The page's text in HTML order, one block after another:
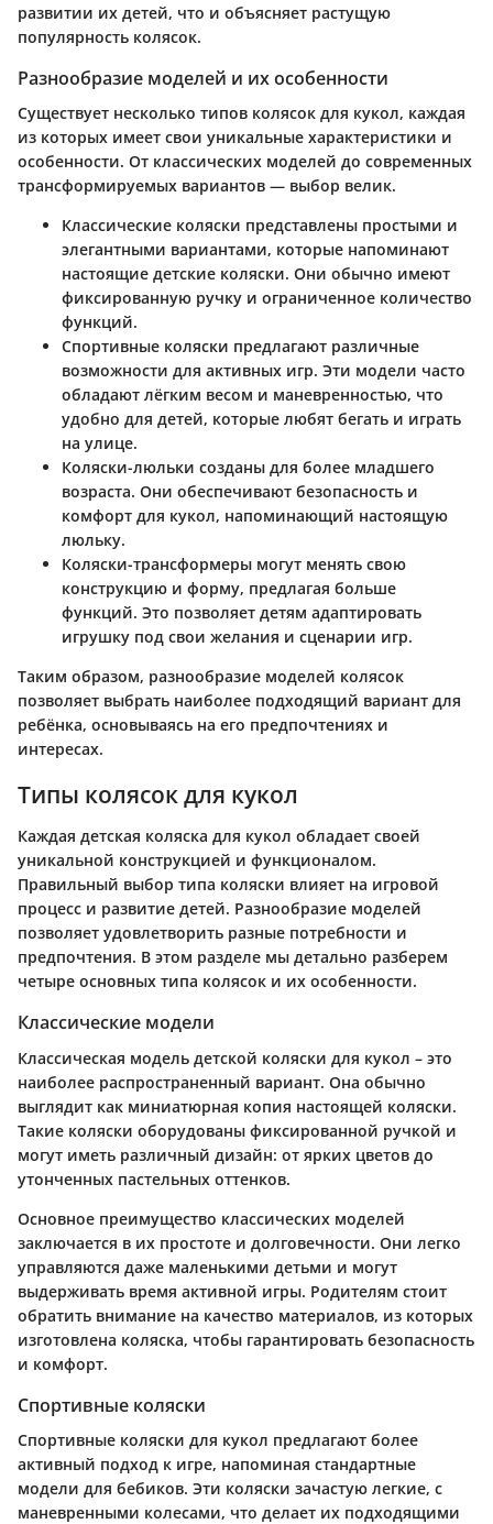
развитии их детей, что и объясняет растущую
популярность колясок.
Разнообразие моделей и их особенности
Существует несколько типов колясок для кукол, каждая
из которых имеет свои уникальные характеристики и
особенности. От классических моделей до современных
трансформируемых вариантов — выбор велик.
Классические коляски представлены простыми и
элегантными вариантами, которые напоминают
настоящие детские коляски. Они обычно имеют
фиксированную ручку и ограниченное количество
функций.
Спортивные коляски предлагают различные
возможности для активных игр. Эти модели часто
обладают лёгким весом и маневренностью, что
удобно для детей, которые любят бегать и играть
на улице.
Коляски-люльки созданы для более младшего
возраста. Они обеспечивают безопасность и
комфорт для кукол, напоминающий настоящую
люльку.
Коляски-трансформеры могут менять свою
конструкцию и форму, предлагая больше
функций. Это позволяет детям адаптировать
игрушку под свои желания и сценарии игр.
Таким образом, разнообразие моделей колясок
позволяет выбрать наиболее подходящий вариант для
ребёнка, основываясь на его предпочтениях и
интересах.
Типы колясок для кукол
Каждая детская коляска для кукол обладает своей
уникальной конструкцией и функционалом.
Правильный выбор типа коляски влияет на игровой
процесс и развитие детей. Разнообразие моделей
позволяет удовлетворить разные потребности и
предпочтения. В этом разделе мы детально разберем
четыре основных типа колясок и их особенности.
Классические модели
Классическая модель детской коляски для кукол – это
наиболее распространенный вариант. Она обычно
выглядит как миниатюрная копия настоящей коляски.
Такие коляски оборудованы фиксированной ручкой и
могут иметь различный дизайн: от ярких цветов до
утонченных пастельных оттенков.
Основное преимущество классических моделей
заключается в их простоте и долговечности. Они легко
управляются даже маленькими детьми и могут
выдерживать время активной игры. Родителям стоит
обратить внимание на качество материалов, из которых
изготовлена коляска, чтобы гарантировать безопасность
и комфорт.
Спортивные коляски
Спортивные коляски для кукол предлагают более
активный подход к игре, напоминая стандартные
модели для бебиков. Эти коляски зачастую легкие, с
маневренными колесами, что делает их подходящими